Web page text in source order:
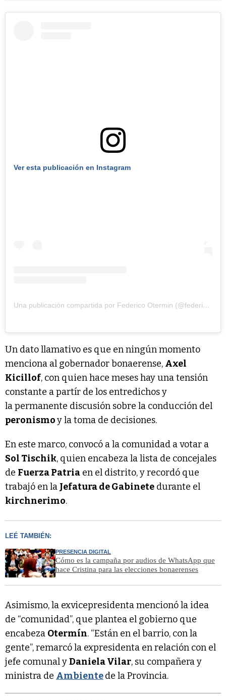
Ver esta publicación en Instagram
Una publicación compartida por Federico Otermin (@federico.otermin)
Un dato llamativo es que en ningún momento
menciona al gobernador bonaerense, Axel
Kicillof, con quien hace meses hay una tensión
constante a partír de los entredichos y
la permanente discusión sobre la conducción del
peronismoy la toma de decisiones.
En este marco, convocó a la comunidad a votar a
Sol Tischik, quien encabeza la lista de concejales
de Fuerza Patria en el distrito, y recordó que
trabajó en la Jefatura de Gabinete durante el
kirchnerimo.
LEÉ TAMBIÉN:
PRESENCIA DIGITAL
Cómo es la campaña por audios de WhatsApp que
hace Cristina para las elecciones bonaerenses
Asimismo, la exvicepresidenta mencionó la idea
de “comunidad”, que plantea el gobierno que
encabeza Otermín. “Están en el barrio, con la
gente”, remarcó la expresidenta en relación con el
jefe comunal yDaniela Vilar, su compañera y
ministra de Ambientede la Provincia.